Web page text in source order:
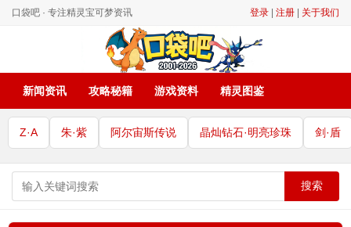
口袋吧 · 专注精灵宝可梦资讯 登录 注册 关于我们
新闻资讯 攻略秘籍 游戏资料 精灵图鉴
Z·A 朱·紫 阿尔宙斯传说 晶灿钻石·明亮珍珠 剑·盾
搜索